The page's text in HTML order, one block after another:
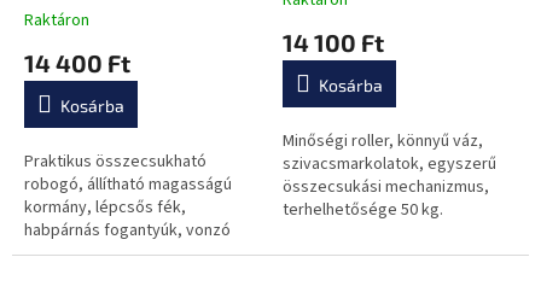
Raktáron
14 400 Ft
Kosárba
Praktikus összecsukható
robogó, állítható magasságú
kormány, lépcsős fék,
habpárnás fogantyúk, vonzó
kialakítás.
átlagos
értékelése
0,0
csillag.
14 100 Ft
Kosárba
Minőségi roller, könnyű váz,
szivacsmarkolatok, egyszerű
összecsukási mechanizmus,
terhelhetősége 50 kg.